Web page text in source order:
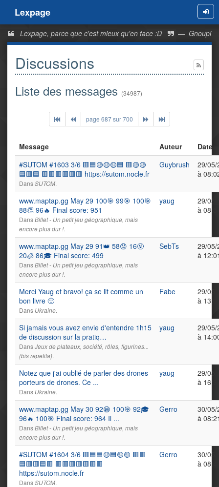
Lexpage
Lexpage, parce que c'est mieux qu'en face :D — Gnoupi
Discussions
Liste des messages (34987)
page 687 sur 700
Message Auteur
Date
#SUTOM #1603 3/6 🟥🟦🟡🟡🟡🟦 🟥🟡🟡
🟦🟥🟦 🟥🟥🟥🟥🟥🟥 https://sutom.nocle.fr
DansSUTOM.
Guybrush
29/05/
à
www.maptap.gg May 29 100🎯 99🎯 100🎯
88👏 96🔥 Final score: 951
DansBillet - Un petit jeu géographique, mais
encore plus dur !.
yaug
29/05/
à
www.maptap.gg May 29 91👑 58😟 16🤬
20🧊 86🎓 Final score: 499
DansBillet - Un petit jeu géographique, mais
encore plus dur !.
SebTs
29/05/
à
Merci Yaug et bravo! ça se lit comme un
bon livre 🙂
Dans Ukraine.
Fabe
29/05/
à
Si jamais vous avez envie d'entendre 1h15
de discussion sur la pratiq…
DansJeux de plateaux, société, rôles, figurines...
(bis repetita).
yaug
29/05/
à
Notez que j'ai oublié de parler des drones
porteurs de drones. Ce ...
Dans Ukraine.
yaug
29/05/
à
www.maptap.gg May 30 92😁 100🎯 92🎓
96🔥 100🎯 Final score: 964 Il ...
DansBillet - Un petit jeu géographique, mais
encore plus dur !.
Gerro
30/05/
à
#SUTOM #1604 3/6 🟥🟦🟦🟡🟦🟡🟡 🟥🟥
🟦🟥🟥🟦🟥 🟥🟥🟥🟥🟥🟥🟥
https://sutom.nocle.fr
DansSUTOM.
Gerro
30/05/
à